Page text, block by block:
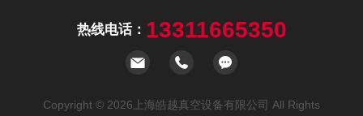
热线电话： 13311665350
Copyright © 2026上海皓越真空设备有限公司 All Rights